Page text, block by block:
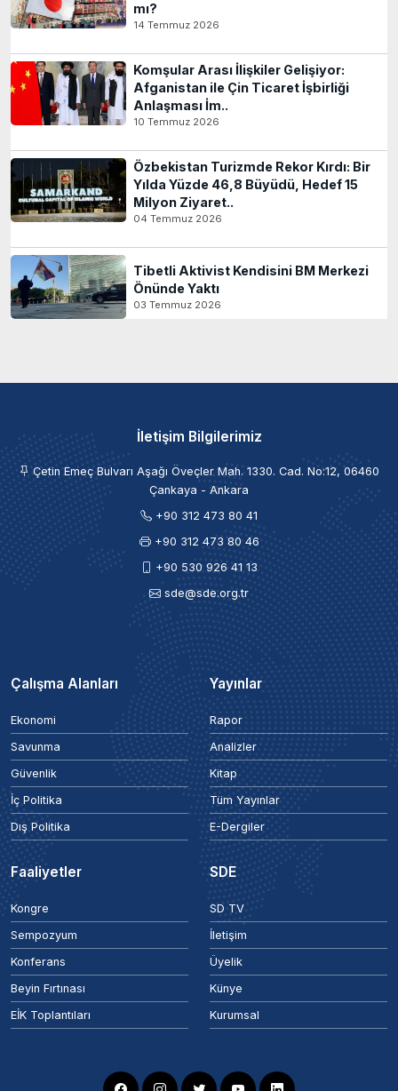
mı?
14 Temmuz 2026
Komşular Arası İlişkiler Gelişiyor:
Afganistan ile Çin Ticaret İşbirliği
Anlaşması İm..
10 Temmuz 2026
Özbekistan Turizmde Rekor Kırdı: Bir
Yılda Yüzde 46,8 Büyüdü, Hedef 15
Milyon Ziyaret..
04 Temmuz 2026
Tibetli Aktivist Kendisini BM Merkezi
Önünde Yaktı
03 Temmuz 2026
İletişim Bilgilerimiz
Çetin Emeç Bulvarı Aşağı Öveçler Mah. 1330. Cad. No:12, 06460
Çankaya - Ankara
+90 312 473 80 41
+90 312 473 80 46
+90 530 926 41 13
sde@sde.org.tr
Çalışma Alanları
Ekonomi
Savunma
Güvenlik
İç Politika
Dış Politika
Yayınlar
Rapor
Analizler
Kitap
Tüm Yayınlar
E-Dergiler
Faaliyetler
Kongre
Sempozyum
Konferans
Beyin Fırtınası
EİK Toplantıları
SDE
SD TV
İletişim
Üyelik
Künye
Kurumsal